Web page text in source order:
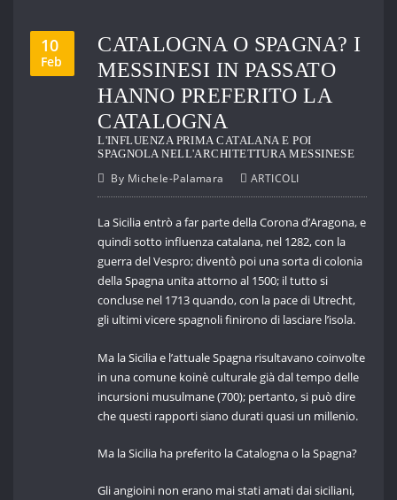
10
Feb
CATALOGNA O SPAGNA? I
MESSINESI IN PASSATO
HANNO PREFERITO LA
CATALOGNA
L'INFLUENZA PRIMA CATALANA E POI
SPAGNOLA NELL'ARCHITETTURA MESSINESE
By Michele-Palamara ARTICOLI
La Sicilia entrò a far parte della Corona d’Aragona, e
quindi sotto influenza catalana, nel 1282, con la
guerra del Vespro; diventò poi una sorta di colonia
della Spagna unita attorno al 1500; il tutto si
concluse nel 1713 quando, con la pace di Utrecht,
gli ultimi vicere spagnoli finirono di lasciare l’isola.
Ma la Sicilia e l’attuale Spagna risultavano coinvolte
in una comune koinè culturale già dal tempo delle
incursioni musulmane (700); pertanto, si può dire
che questi rapporti siano durati quasi un millenio.
Ma la Sicilia ha preferito la Catalogna o la Spagna?
Gli angioini non erano mai stati amati dai siciliani,